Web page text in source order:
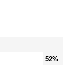
52%